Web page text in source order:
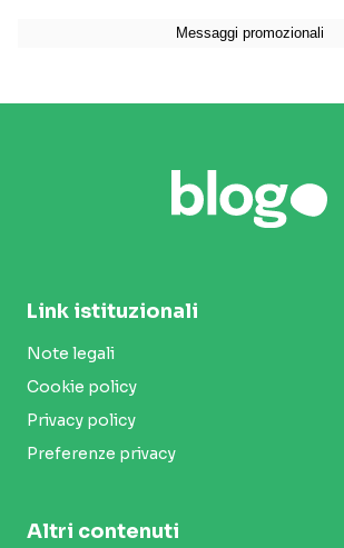
Link istituzionali
Note legali
Cookie policy
Privacy policy
Preferenze privacy
Altri contenuti